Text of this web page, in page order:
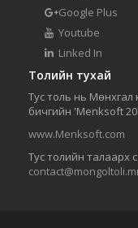
Google Plus
Youtube
Linked In
Толийн тухай
Тус толь нь
бичгийн 'Menksoft
www.Menksoft.com
Тус толийн талаарх